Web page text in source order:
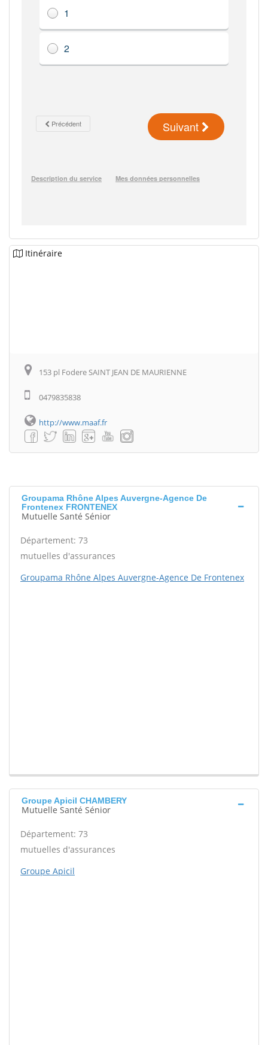
Itinéraire
153 pl Fodere SAINT JEAN DE MAURIENNE
0479835838
http://www.maaf.fr
Groupama Rhône Alpes Auvergne-Agence De
Frontenex FRONTENEX
Mutuelle Santé Sénior
Département: 73
mutuelles d'assurances
Groupama Rhône Alpes Auvergne-Agence De Frontenex
Groupe Apicil CHAMBERY
Mutuelle Santé Sénior
Département: 73
mutuelles d'assurances
Groupe Apicil